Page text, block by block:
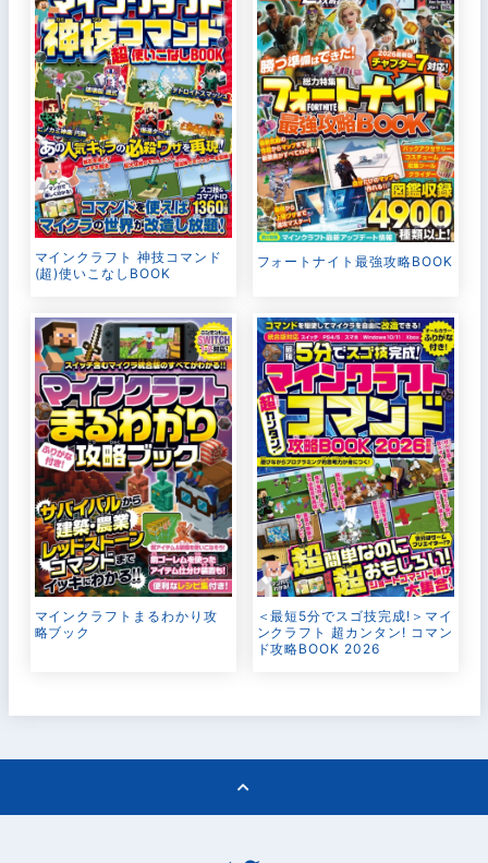
マインクラフト 神技コマンド
(超)使いこなしBOOK
フォートナイト最強攻略BOOK
マインクラフトまるわかり攻
略ブック
＜最短5分でスゴ技完成!＞マイ
ンクラフト 超カンタン! コマン
ド攻略BOOK 2026